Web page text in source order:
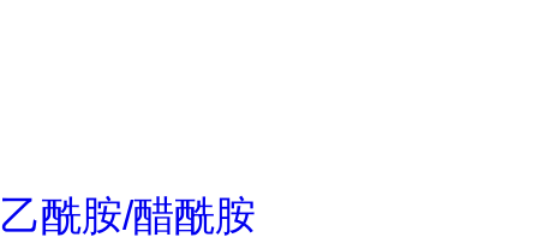
乙酰胺/醋酰胺